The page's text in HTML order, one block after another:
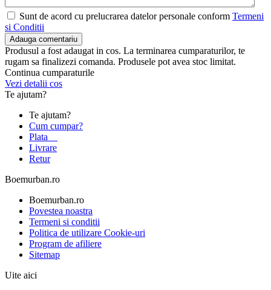
Sunt de acord cu prelucrarea datelor personale conform Termeni
si Conditii
Adauga comentariu
Produsul a fost adaugat in cos. La terminarea cumparaturilor, te
rugam sa finalizezi comanda. Produsele pot avea stoc limitat.
Continua cumparaturile
Vezi detalii cos
Te ajutam?
Te ajutam?
Cum cumpar?
Plata
Livrare
Retur
Boemurban.ro
Boemurban.ro
Povestea noastra
Termeni si conditii
Politica de utilizare Cookie-uri
Program de afiliere
Sitemap
Uite aici